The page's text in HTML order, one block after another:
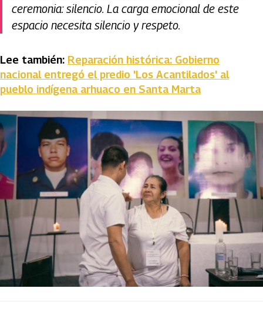
ceremonia: silencio. La carga emocional de este
espacio necesita silencio y respeto.
Lee también: Reparación histórica: Gobierno
nacional entregó el predio 'Los Acantilados' al
pueblo indígena arhuaco en Santa Marta